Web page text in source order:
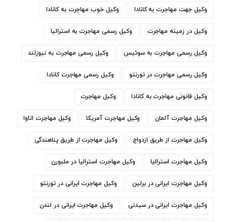
وکیل جهت مهاجرت به کانادا وکیل خوب مهاجرت به کانادا
وکیل در زمینه مهاجرت وکیل رسمی مهاجرت به استرالیا
وکیل رسمی مهاجرت به سوئیس وکیل رسمی مهاجرت به نیوزلند
وکیل رسمی مهاجرت در تورنتو وکیل رسمی مهاجرت کانادا
وکیل قانونی مهاجرت به کانادا وکیل مهاجرت
وکیل مهاجرت آلمان وکیل مهاجرت آمریکا وکیل مهاجرت اتاوا
وکیل مهاجرت از طریق ازدواج وکیل مهاجرت از طریق پناهندگی
وکیل مهاجرت استرالیا وکیل مهاجرت استرالیا در ملبورن
وکیل مهاجرت ایرانی در برلین وکیل مهاجرت ایرانی در تورنتو
وکیل مهاجرت ایرانی در سیدنی وکیل مهاجرت ایرانی در لندن